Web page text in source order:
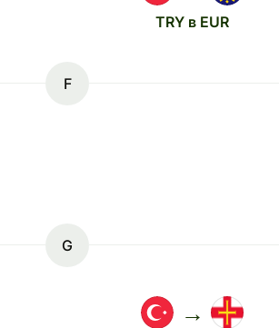
TRY в EUR
F
G
→